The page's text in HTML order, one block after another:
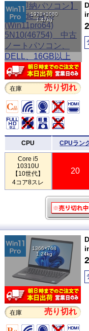
1920×1080
1.47kg
在庫 売り切れ
CPU CPUラン
Core i5
10310U
【10世代】
4コア8スレ
20
1366×768
1.24kg
在庫 売り切れ